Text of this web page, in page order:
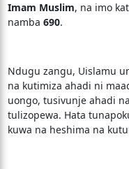
Imam Muslim, na imo
namba 690.
Ndugu zangu, Uislamu
na kutimiza ahadi ni
uongo, tusivunje ahadi
tulizopewa. Hata
kuwa na heshima na